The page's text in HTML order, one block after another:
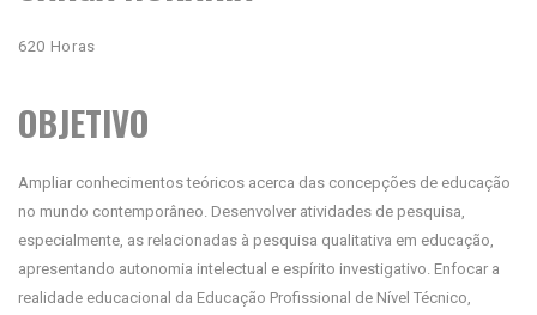
620 Horas
OBJETIVO
Ampliar conhecimentos teóricos acerca das concepções de educação
no mundo contemporâneo. Desenvolver atividades de pesquisa,
especialmente, as relacionadas à pesquisa qualitativa em educação,
apresentando autonomia intelectual e espírito investigativo. Enfocar a
realidade educacional da Educação Profissional de Nível Técnico,